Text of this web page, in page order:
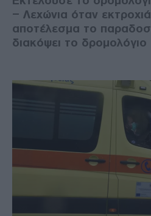
– Λεχώνια όταν
αποτέλεσμα το
διακόψει το δρομολόγιο